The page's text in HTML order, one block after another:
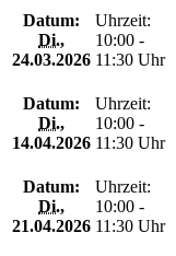
Datum:
Di.,
24.03.2026
Uhrzeit:
10:00 -
11:30 Uhr
Datum:
Di.,
14.04.2026
Uhrzeit:
10:00 -
11:30 Uhr
Datum:
Di.,
21.04.2026
Uhrzeit:
10:00 -
11:30 Uhr